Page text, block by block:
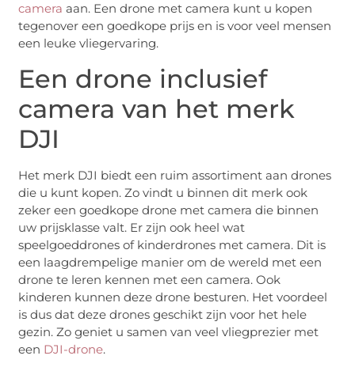
camera aan. Een drone met camera kunt u kopen
tegenover een goedkope prijs en is voor veel mensen
een leuke vliegervaring.
Een drone inclusief
camera van het merk
DJI
Het merk DJI biedt een ruim assortiment aan drones
die u kunt kopen. Zo vindt u binnen dit merk ook
zeker een goedkope drone met camera die binnen
uw prijsklasse valt. Er zijn ook heel wat
speelgoeddrones of kinderdrones met camera. Dit is
een laagdrempelige manier om de wereld met een
drone te leren kennen met een camera. Ook
kinderen kunnen deze drone besturen. Het voordeel
is dus dat deze drones geschikt zijn voor het hele
gezin. Zo geniet u samen van veel vliegprezier met
een DJI-drone.